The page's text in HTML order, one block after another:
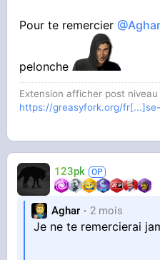
Pour te remercier@Aghar
pelonche
Extension afficher post niveau
https://greasyfork.org/
123pk
Aghar 2 mois
Je ne te remercierai